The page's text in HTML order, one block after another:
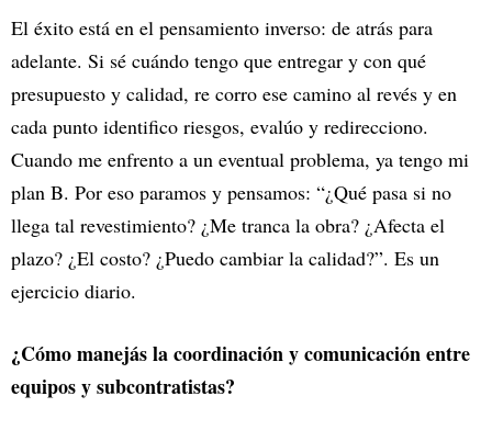
El éxito está en el pensamiento inverso: de atrás para
adelante. Si sé cuándo tengo que entregar y con qué
presupuesto y calidad, re corro ese camino al revés y en
cada punto identifico riesgos, evalúo y redirecciono.
Cuando me enfrento a un eventual problema, ya tengo mi
plan B. Por eso paramos y pensamos: “¿Qué pasa si no
llega tal revestimiento? ¿Me tranca la obra? ¿Afecta el
plazo? ¿El costo? ¿Puedo cambiar la calidad?”. Es un
ejercicio diario.
¿Cómo manejás la coordinación y comunicación entre
equipos y subcontratistas?